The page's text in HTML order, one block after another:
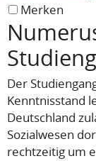
Merken
Der
Kenntnisstand
Deutschland
Sozialwesen
rechtzeitig um